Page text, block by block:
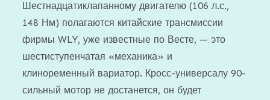
Шестнадцатиклапанному двигателю (106 л.с.,
148 Нм) полагаются китайские трансмиссии
фирмы WLY, уже известные по Весте, — это
шестиступенчатая «механика» и
клиноременный вариатор. Кросс-универсалу 90-
сильный мотор не достанется, он будет